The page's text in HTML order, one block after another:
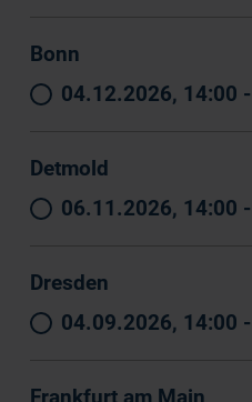
Bonn
04.12.2026, 14:00
Detmold
06.11.2026, 14:00
Dresden
04.09.2026, 14:00